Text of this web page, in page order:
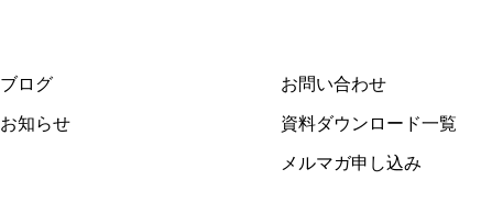
ブログ
お知らせ
お問い合わせ
資料ダウンロード一覧
メルマガ申し込み